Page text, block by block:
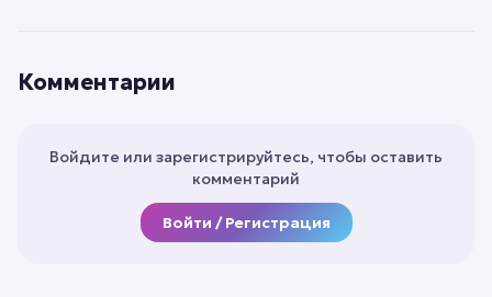
Комментарии
Войдите или зарегистрируйтесь, чтобы оставить
комментарий
Войти / Регистрация